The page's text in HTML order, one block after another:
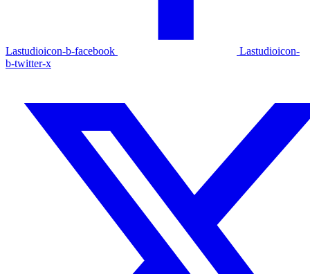
Lastudioicon-b-facebook
Lastudioicon-
b-twitter-x